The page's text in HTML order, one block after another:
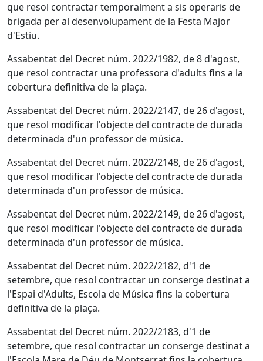
que resol contractar temporalment a sis operaris de
brigada per al desenvolupament de la Festa Major
d'Estiu.
Assabentat del Decret núm. 2022/1982, de 8 d'agost,
que resol contractar una professora d'adults fins a la
cobertura definitiva de la plaça.
Assabentat del Decret núm. 2022/2147, de 26 d'agost,
que resol modificar l'objecte del contracte de durada
determinada d'un professor de música.
Assabentat del Decret núm. 2022/2148, de 26 d'agost,
que resol modificar l'objecte del contracte de durada
determinada d'un professor de música.
Assabentat del Decret núm. 2022/2149, de 26 d'agost,
que resol modificar l'objecte del contracte de durada
determinada d'un professor de música.
Assabentat del Decret núm. 2022/2182, d'1 de
setembre, que resol contractar un conserge destinat a
l'Espai d'Adults, Escola de Música fins la cobertura
definitiva de la plaça.
Assabentat del Decret núm. 2022/2183, d'1 de
setembre, que resol contractar un conserge destinat a